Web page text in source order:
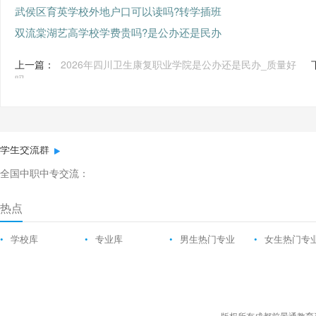
武侯区育英学校外地户口可以读吗?转学插班
双流棠湖艺高学校学费贵吗?是公办还是民办
上一篇：
2026年四川卫生康复职业学院是公办还是民办_质量好
吗
学生交流群
全国中职中专交流：
热点
• 学校库 • 专业库 • 男生热门专业 • 女生热门专